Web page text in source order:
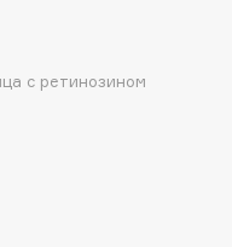
с ретинозином